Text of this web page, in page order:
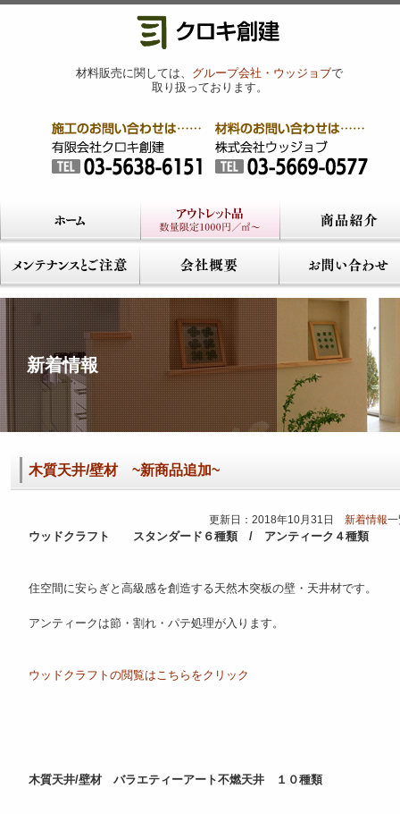
材料販売に関しては、 グループ会社・ウッジョブで
取り扱っております。
新着情報
木質天井/壁材 ~新商品追加~
更新日：2018年10月31日新着情報
ウッドクラフト スタンダード６種類 / アンティーク４種類
住空間に安らぎと高級感を創造する天然木突板の壁・天井材です。
アンティークは節・割れ・パテ処理が入ります。
ウッドクラフトの閲覧はこちらをクリック
木質天井/壁材 バラエティーアート不燃天井 １０種類